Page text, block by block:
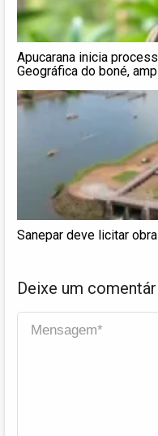
Apucarana inicia
Geográfica do boné,
Sanepar deve licitar
Deixe um